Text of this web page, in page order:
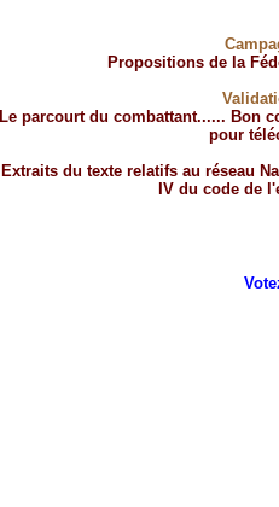
Propositions de la
Le parcourt du combattant...... Bon
pour
Extraits du texte relatifs au réseau
IV du code de